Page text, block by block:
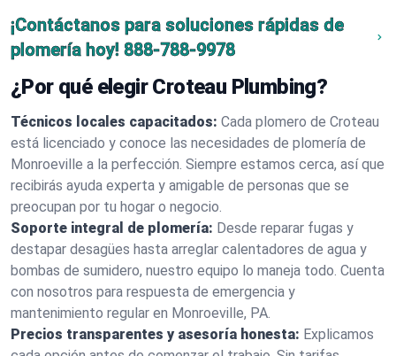
¡Contáctanos para soluciones rápidas de
plomería hoy! 888-788-9978
¿Por qué elegir Croteau Plumbing?
Técnicos locales capacitados: Cada plomero de Croteau
está licenciado y conoce las necesidades de plomería de
Monroeville a la perfección. Siempre estamos cerca, así que
recibirás ayuda experta y amigable de personas que se
preocupan por tu hogar o negocio.
Soporte integral de plomería: Desde reparar fugas y
destapar desagües hasta arreglar calentadores de agua y
bombas de sumidero, nuestro equipo lo maneja todo. Cuenta
con nosotros para respuesta de emergencia y
mantenimiento regular en Monroeville, PA.
Precios transparentes y asesoría honesta: Explicamos